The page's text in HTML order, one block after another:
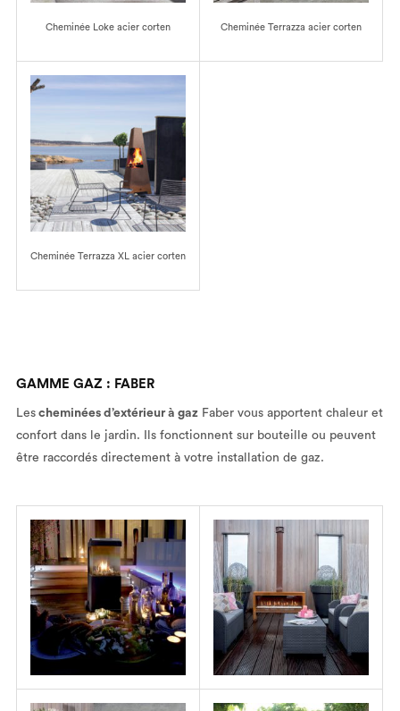
Cheminée Loke acier corten Cheminée Terrazza acier corten
Cheminée Terrazza XL acier corten
GAMME GAZ : FABER
Lescheminées d’extérieur à gazFaber vous apportent chaleur et
confort dans le jardin. Ils fonctionnent sur bouteille ou peuvent
être raccordés directement à votre installation de gaz.